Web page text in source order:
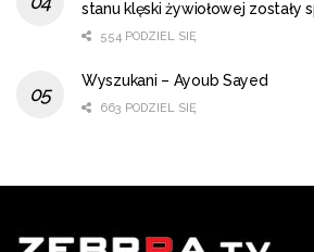
stanu klęski żywiołowej zostały
554 PODZIEL SIĘ
Wyszukani – Ayoub Sayed
663 PODZIEL SIĘ